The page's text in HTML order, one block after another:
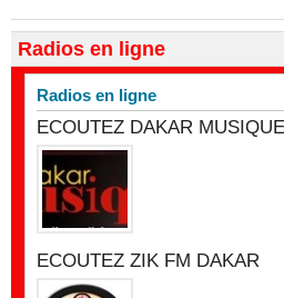
Radios en ligne
Radios en ligne
ECOUTEZ DAKAR
ECOUTEZ ZIK FM DAKAR